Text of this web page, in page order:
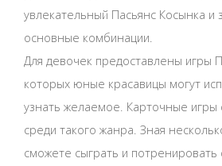
увлекательный Пасьянс Косынка и
основные комбинации.
Для девочек предоставлены игры
которых юные красавицы могут
узнать желаемое. Карточные
среди такого жанра. Зная
сможете сыграть и